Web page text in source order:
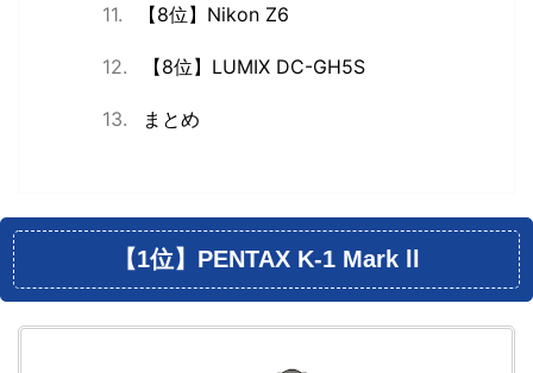
【8位】Nikon Z6
【8位】LUMIX DC-GH5S
まとめ
【1位】PENTAX K-1 Mark ll